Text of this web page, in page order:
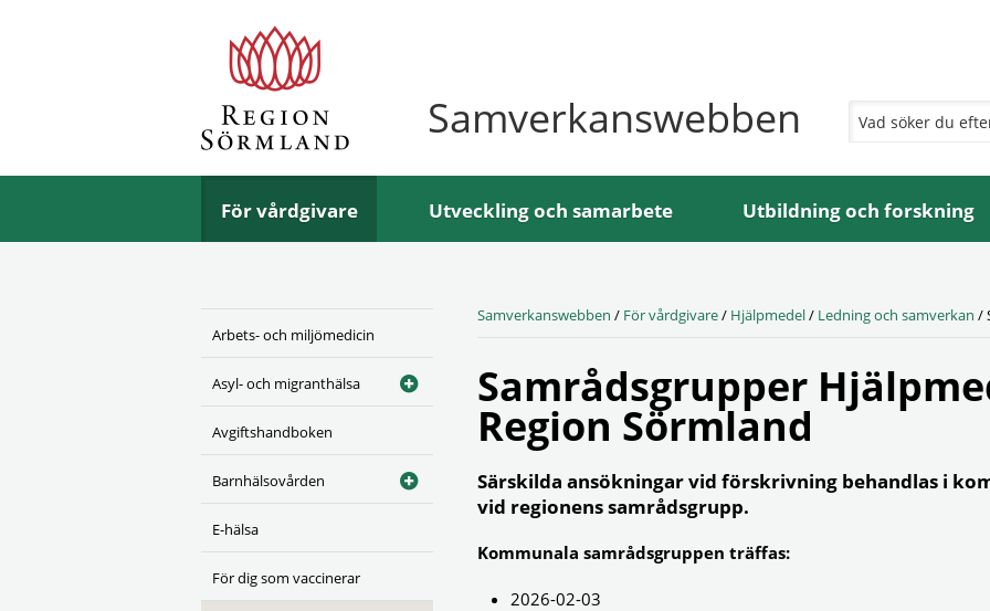
Samverkanswebben
För vårdgivare Utveckling och samarbete Utbildning och forskning
Arbets- och miljömedicin
Asyl- och migranthälsa
Avgiftshandboken
Barnhälsovården
E-hälsa
För dig som vaccinerar
Samverkanswebben / För vårdgivare/ Hjälpmedel/ Ledning och samverkan /
Samrådsgrupper
Region Sörmland
Särskilda ansökningar vid förskrivning behandlas i
vid regionens samrådsgrupp.
Kommunala samrådsgruppen träffas:
2026-02-03